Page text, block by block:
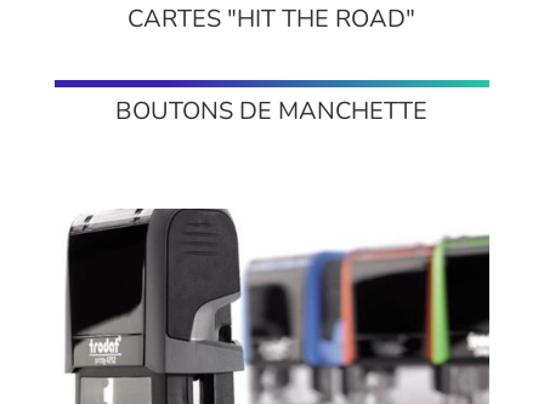
CARTES "HIT THE ROAD"
BOUTONS DE MANCHETTE